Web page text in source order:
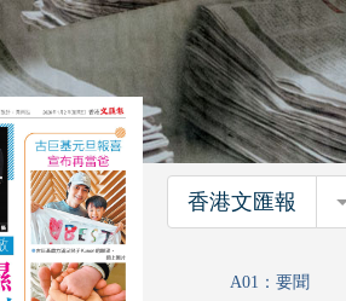
香港文匯報
A01：要聞